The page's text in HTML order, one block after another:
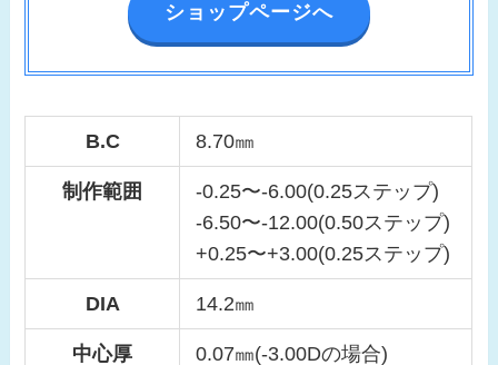
ショップページへ
B.C 8.70㎜
制作範囲
-0.25〜-6.00(0.25ステップ)
-6.50〜-12.00(0.50ステップ)
+0.25〜+3.00(0.25ステップ)
DIA 14.2㎜
中心厚 0.07㎜(-3.00Dの場合)